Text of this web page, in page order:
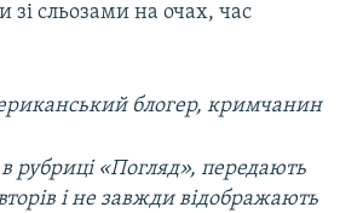
зі сльозами на очах, час
блогер, кримчанин
рубриці «Погляд», передають
і не завжди відображають